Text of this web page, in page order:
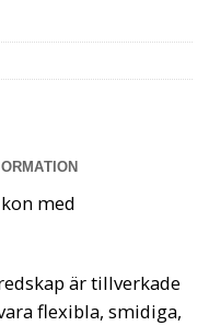
med
är tillverkade
flexibla, smidiga,